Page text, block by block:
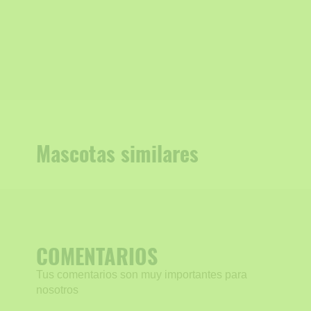
Mascotas similares
COMENTARIOS
Tus comentarios son muy importantes para
nosotros